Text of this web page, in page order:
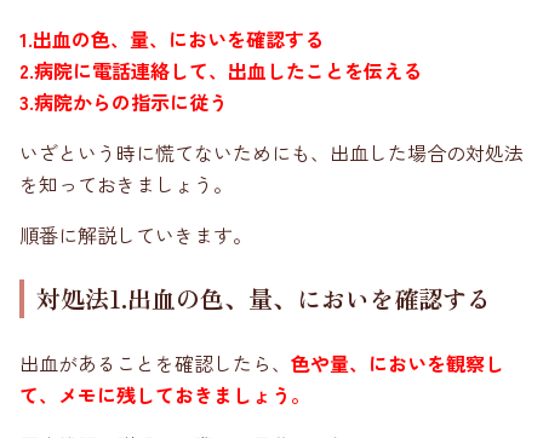
1.出血の色、量、においを確認する
2.病院に電話連絡して、出血したことを伝える
3.病院からの指示に従う
いざという時に慌てないためにも、出血した場合の対処法
を知っておきましょう。
順番に解説していきます。
対処法1.出血の色、量、においを確認する
出血があることを確認したら、 色や量、においを観察し
て、メモに残しておきましょう。